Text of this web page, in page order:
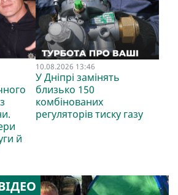
й
10.08.2026 13:46
У Дніпрі замінять
близько 150
комбінованих
регуляторів тиску газу